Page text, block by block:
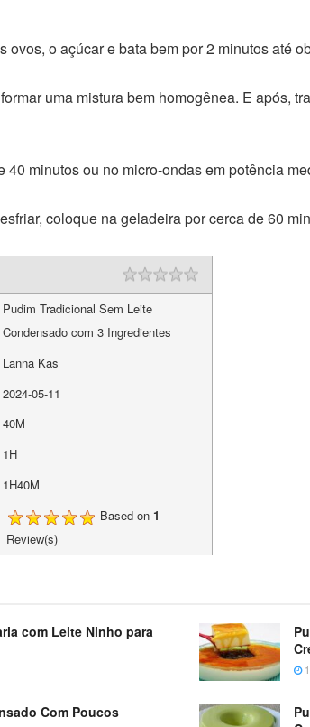
o açúcar e bata bem por 2 minutos até
uma mistura bem homogênea. E após,
minutos ou no micro-ondas em potência
coloque na geladeira por cerca de 60
Pudim Tradicional Sem Leite
Condensado com 3 Ingredientes
Lanna Kas
2024-05-11
40M
1H
1H40M
Based on 1
Review(s)
com Leite Ninho para
Com Poucos